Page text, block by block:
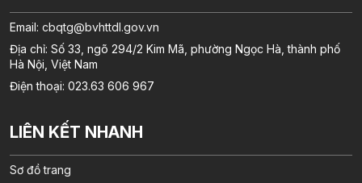
Email: cbqtg@bvhttdl.gov.vn
Địa chỉ: Số 33, ngõ 294/2 Kim Mã, phường Ngọc Hà, thành phố
Hà Nội, Việt Nam
Điện thoại: 023.63 606 967
LIÊN KẾT NHANH
Sơ đồ trang